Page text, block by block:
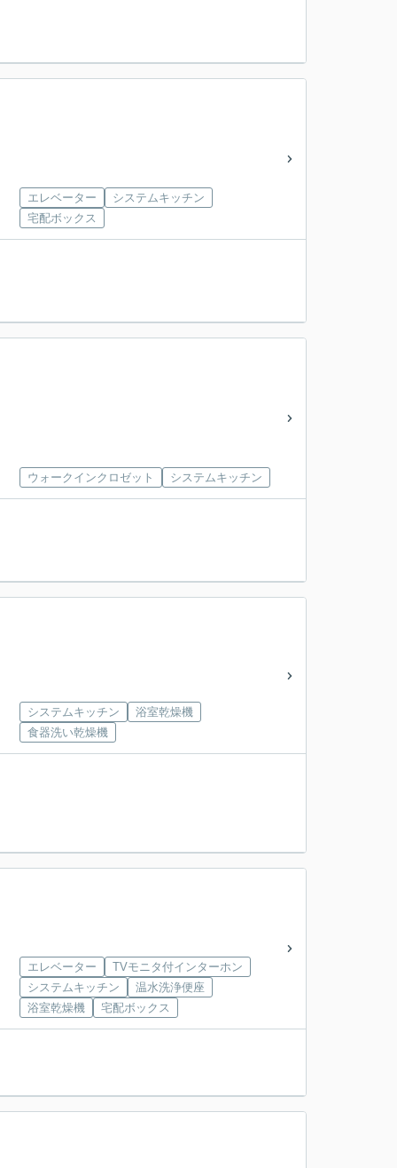
エレベーター
システムキッチン
宅配ボックス
ウォークインクロゼット システムキッチン
システムキッチン
浴室乾燥機
食器洗い乾燥機
エレベーター
TVモニタ付インターホン
システムキッチン
温水洗浄便座
浴室乾燥機
宅配ボックス